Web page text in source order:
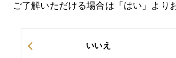
ご了解いただける場合は「はい」より
いいえ